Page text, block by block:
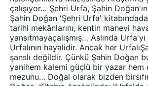
çalışıyor… Şehri Urfa, Şahin
Şahin Doğan 'Şehri Urfa'
tarihi mekânlarını, kentin manevi
yansıtmayaçalışmış… Aslında
Urfalının hayalidir. Ancak her
şanslı değildir. Çünkü Şahin Doğan
yanihem kalemi güçlü bir yazar hem
mezunu… Doğal olarak bizden